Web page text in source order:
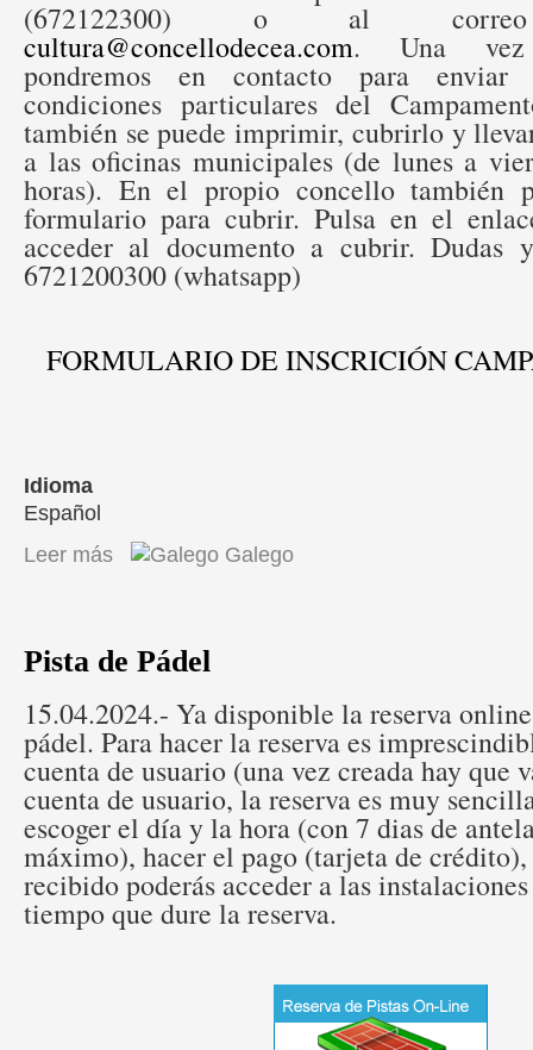
(672122300) o al correo
cultura@concellodecea.com. Una vez
pondremos en contacto para enviar
condiciones particulares del
también se puede imprimir, cubrirlo y
a las oficinas municipales (de lunes a
horas). En el propio concello también
formulario para cubrir. Pulsa en el
acceder al documento a cubrir. Dudas
6721200300 (whatsapp)
FORMULARIO DE INSCRICIÓN
Idioma
Español
Leer más sobre Campamento de Verán 2024
Galego
Pista de Pádel
15.04.2024.- Ya disponible la reserva
pádel. Para hacer la reserva es
cuenta de usuario (una vez creada hay que
cuenta de usuario, la reserva es muy
escoger el día y la hora (con 7 dias de
máximo), hacer el pago (tarjeta de
recibido poderás acceder a las
tiempo que dure la reserva.